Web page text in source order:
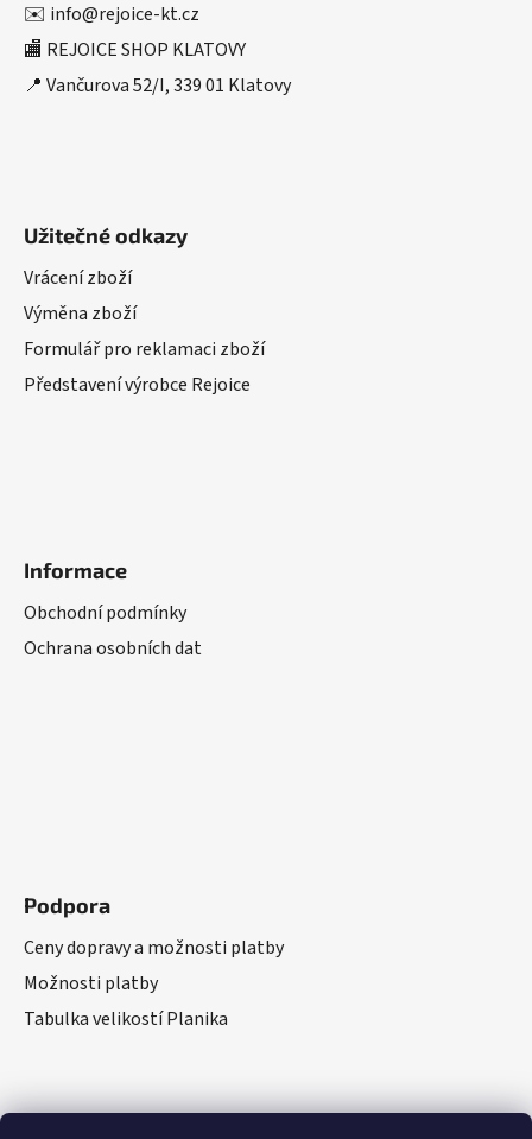
✉️ info@rejoice-kt.cz
🏬 REJOICE SHOP KLATOVY
📍 Vančurova 52/I, 339 01 Klatovy
Užitečné odkazy
Vrácení zboží
Výměna zboží
Formulář pro reklamaci zboží
Představení výrobce Rejoice
Informace
Obchodní podmínky
Ochrana osobních dat
Podpora
Ceny dopravy a možnosti platby
Možnosti platby
Tabulka velikostí Planika